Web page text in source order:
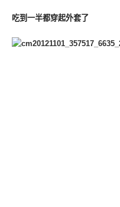
吃到一半都穿起外套了